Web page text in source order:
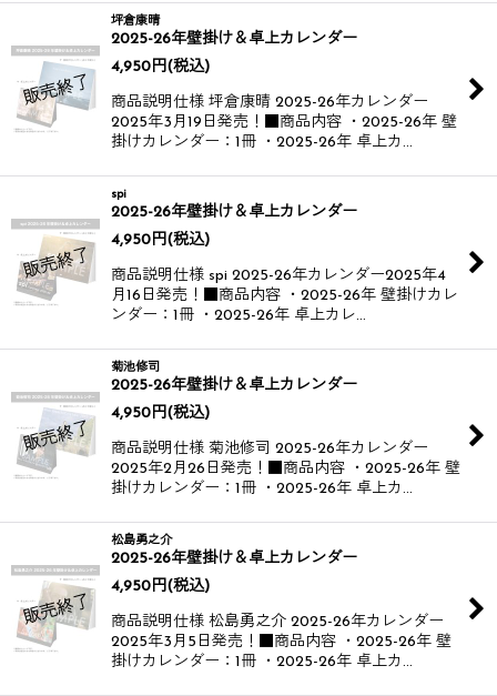
坪倉康晴
2025-26年壁掛け＆卓上カレンダー
4,950 円(税込)
商品説明仕様 坪倉康晴 2025-26年カレンダー​​
2025年3月19日発売！​ ​ ■商品内容 ・2025-26年 壁
掛けカレンダー：1冊 ・2025-26年 卓上カ…
spi
2025-26年壁掛け＆卓上カレンダー
4,950 円(税込)
商品説明仕様 spi 2025-26年カレンダー​​ 2025年4
月16日発売！​ ​ ■商品内容 ・2025-26年 壁掛けカレ
ンダー：1冊 ・2025-26年 卓上カレ…
菊池修司
2025-26年壁掛け＆卓上カレンダー
4,950 円(税込)
商品説明仕様 菊池修司 2025-26年カレンダー​​
2025年2月26日発売！​ ​ ■商品内容 ・2025-26年 壁
掛けカレンダー：1冊 ・2025-26年 卓上カ…
松島勇之介
2025-26年壁掛け＆卓上カレンダー
4,950 円(税込)
商品説明仕様 松島勇之介 2025-26年カレンダー​​
2025年3月5日発売！​ ​ ■商品内容 ・2025-26年 壁
掛けカレンダー：1冊 ・2025-26年 卓上カ…